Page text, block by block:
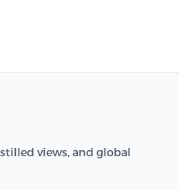
views, and global